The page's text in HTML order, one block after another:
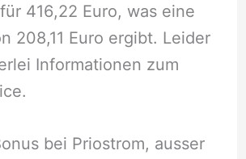
416,22 Euro, was eine
208,11 Euro ergibt. Leider
Informationen zum
bei Priostrom, ausser